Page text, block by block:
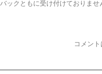
ックともに受け付けておりませ
コメン